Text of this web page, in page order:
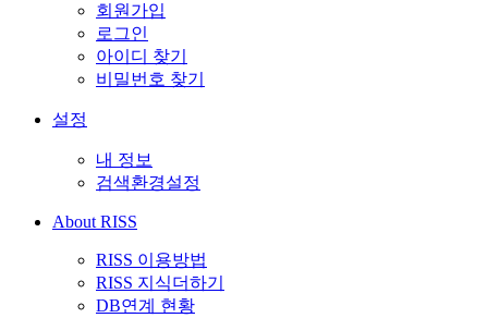
회원가입
로그인
아이디 찾기
비밀번호 찾기
설정
내 정보
검색환경설정
About RISS
RISS 이용방법
RISS 지식더하기
DB연계 현황